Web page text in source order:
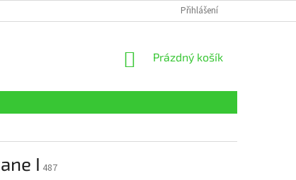
Přihlášení
NÁKUPNÍ
Prázdný košík
I 487